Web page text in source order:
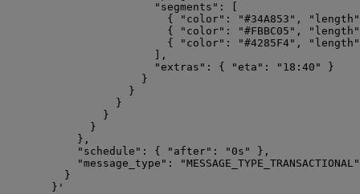
"segments": [
{ "color": "#34A853",
{ "color": "#FBBC05",
{ "color": "#4285F4",
],
"extras": { "eta": "18:40" }
}
}
}
}
}
},
"schedule": { "after": "0s" },
"message_type": "MESSAGE_TYPE_TRANSACTIONAL"
}
} '